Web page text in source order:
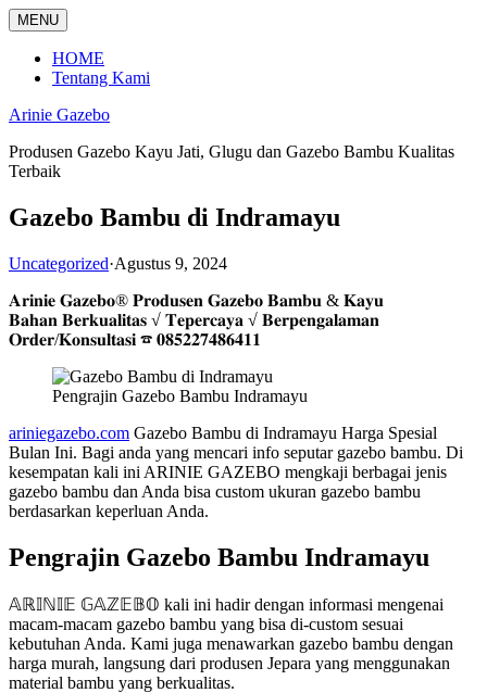
Langsung
ke
konten
MENU
HOME
Tentang Kami
Arinie Gazebo
Produsen Gazebo Kayu Jati, Glugu dan Gazebo Bambu Kualitas
Terbaik
Gazebo Bambu di Indramayu
Uncategorized·Agustus 9, 2024
𝐀𝐫𝐢𝐧𝐢𝐞 𝐆𝐚𝐳𝐞𝐛𝐨® 𝐏𝐫𝐨𝐝𝐮𝐬𝐞𝐧 𝐆𝐚𝐳𝐞𝐛𝐨 𝐁𝐚𝐦𝐛𝐮 & 𝐊𝐚𝐲𝐮
𝐁𝐚𝐡𝐚𝐧 𝐁𝐞𝐫𝐤𝐮𝐚𝐥𝐢𝐭𝐚𝐬 √ 𝐓𝐞𝐩𝐞𝐫𝐜𝐚𝐲𝐚 √ 𝐁𝐞𝐫𝐩𝐞𝐧𝐠𝐚𝐥𝐚𝐦𝐚𝐧
𝐎𝐫𝐝𝐞𝐫/𝐊𝐨𝐧𝐬𝐮𝐥𝐭𝐚𝐬𝐢 ☎ 𝟎𝟖𝟓𝟐𝟐𝟕𝟒𝟖𝟔𝟒𝟏𝟏
Pengrajin Gazebo Bambu Indramayu
ariniegazebo.com Gazebo Bambu di Indramayu Harga Spesial
Bulan Ini. Bagi anda yang mencari info seputar gazebo bambu. Di
kesempatan kali ini ARINIE GAZEBO mengkaji berbagai jenis
gazebo bambu dan Anda bisa custom ukuran gazebo bambu
berdasarkan keperluan Anda.
Pengrajin Gazebo Bambu Indramayu
𝔸ℝ𝕀ℕ𝕀𝔼 𝔾𝔸ℤ𝔼𝔹𝕆 kali ini hadir dengan informasi mengenai
macam-macam gazebo bambu yang bisa di-custom sesuai
kebutuhan Anda. Kami juga menawarkan gazebo bambu dengan
harga murah, langsung dari produsen Jepara yang menggunakan
material bambu yang berkualitas.